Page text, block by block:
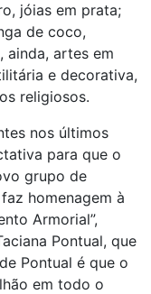
jóias em prata;
de coco,
ainda, artes em
e decorativa,
religiosos.
nos últimos
para que o
grupo de
homenagem à
Armorial”,
Pontual, que
Pontual é que o
em todo o